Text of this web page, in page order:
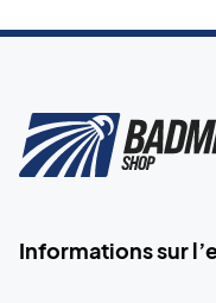
Informations sur